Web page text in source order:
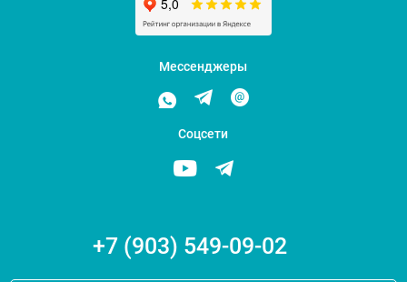
Мессенджеры
Соцсети
+7 (903) 549-09-02